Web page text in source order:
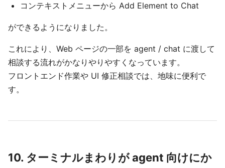
コンテキストメニューから Add Element to Chat
ができるようになりました。
これにより、Web ページの一部を agent / chat に渡して
相談する流れがかなりやりやすくなっています。
フロントエンド作業や UI 修正相談では、地味に便利で
す。
10. ターミナルまわりが agent 向けにか